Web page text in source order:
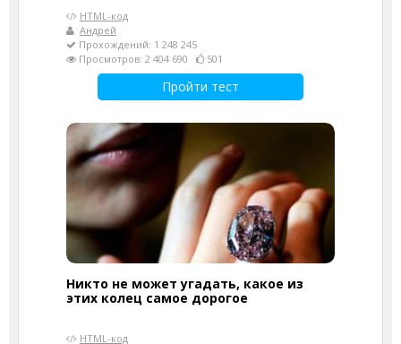
HTML-код
Андрей
Прохождений: 1 248 245
Просмотров: 2 404 690
501
Пройти тест
Никто не может угадать, какое из
этих колец самое дорогое
HTML-код